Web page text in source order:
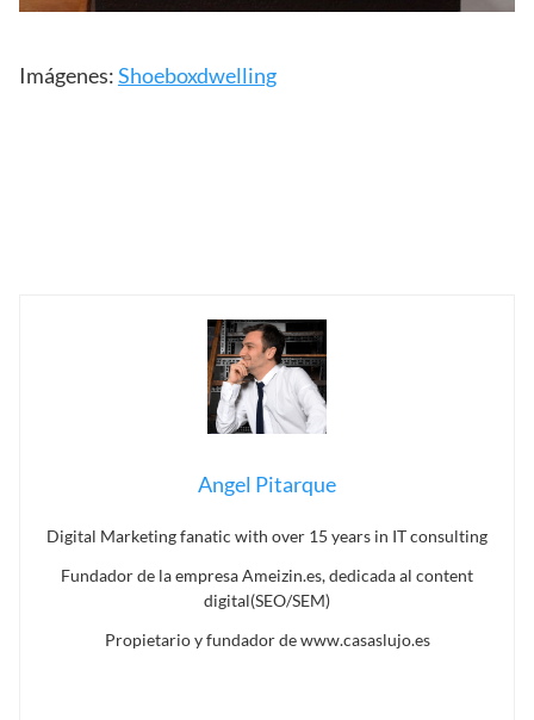
Imágenes:Shoeboxdwelling
Angel Pitarque
Digital Marketing fanatic with over 15 years in IT consulting
Fundador de la empresa Ameizin.es, dedicada al content
digital(SEO/SEM)
Propietario y fundador de www.casaslujo.es